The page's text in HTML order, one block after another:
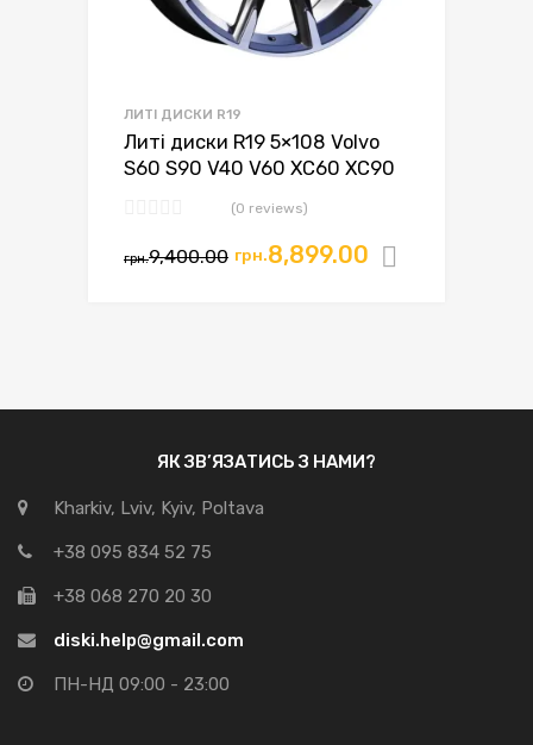
ЛИТІ ДИСКИ R19
Литі диски R19 5×108 Volvo
S60 S90 V40 V60 XC60 XC90
(0 reviews)
грн.9,400.00 грн.8,899.00
ЯК ЗВ’ЯЗАТИСЬ З НАМИ?
Kharkiv, Lviv, Kyiv, Poltava
+38 095 834 52 75
+38 068 270 20 30
diski.help@gmail.com
ПН-НД 09:00 - 23:00